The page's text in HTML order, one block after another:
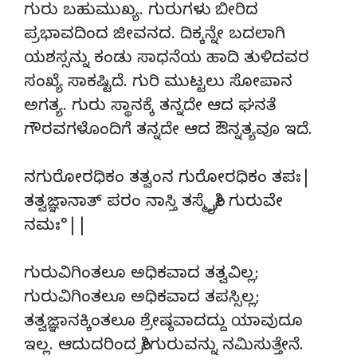
ಗುರು ಬಹುಮುಖ್ಯ. ಗುರುಗಳು ಬೀರಿದ
ಪ್ರಭಾವದಿಂದ ಜೀವನದ. ದಿಕ್ಕನ್ನೇ ಬದಲಾಗಿ
ಯಶಸ್ಸನ್ನು ಕಂಡು ಸಾಧನೆಯ ಹಾದಿ ತುಳಿದವರ
ಸಂಖ್ಯೆ ಸಾಕಷ್ಟಿದೆ. ಗುರಿ ಮುಟ್ಟಲು ಸೋಪಾನ
ಅಗತ್ಯ. ಗುರು ಸ್ಥಾನಕ್ಕೆ ತನ್ನದೇ ಆದ ಘನತೆ
ಗೌರವಗಳೊಂದಿಗೆ ತನ್ನದೇ ಆದ ಔನ್ನತ್ಯವೂ ಇದೆ.
ನಗುರೋರಧಿಕಂ ತತ್ವಂನ ಗುರೋರಧಿಕಂ ತಪಃ|
ತತ್ವಜ್ಞಾನಾತ್ ಪರಂ ನಾಸ್ತಿ ತಸ್ಮೈಶ್ರೀ ಗುರುವೇ
ನಮಃ°||
ಗುರುವಿಗಿಂತಲೂ ಅಧಿಕವಾದ ತತ್ವವಿಲ್ಲ;
ಗುರುವಿಗಿಂತಲೂ ಅಧಿಕವಾದ ತಪಸ್ಸಿಲ್ಲ;
ತತ್ವಜ್ಞಾನಕ್ಕಿಂತಲೂ ಶ್ರೇಷ್ಠವಾದದ್ದು ಯಾವುದೂ
ಇಲ್ಲ. ಆದುದರಿಂದ ಶ್ರೀಗುರುವನ್ನು ನಮಿಸುತ್ತೇನೆ.